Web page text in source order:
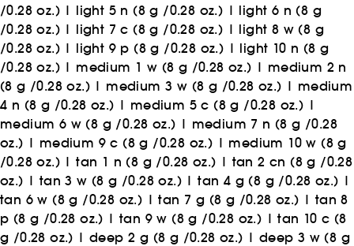
/0.28 oz.) | light 5 n (8 g /0.28 oz.) | light 6 n (8 g
/0.28 oz.) | light 7 c (8 g /0.28 oz.) | light 8 w (8 g
/0.28 oz.) | light 9 p (8 g /0.28 oz.) | light 10 n (8 g
/0.28 oz.) | medium 1 w (8 g /0.28 oz.) | medium 2 n
(8 g /0.28 oz.) | medium 3 w (8 g /0.28 oz.) | medium
4 n (8 g /0.28 oz.) | medium 5 c (8 g /0.28 oz.) |
medium 6 w (8 g /0.28 oz.) | medium 7 n (8 g /0.28
oz.) | medium 9 c (8 g /0.28 oz.) | medium 10 w (8 g
/0.28 oz.) |tan 1 n (8 g /0.28 oz.) | tan 2 cn (8 g /0.28
oz.) | tan 3 w (8 g /0.28 oz.) |tan 4 g (8 g /0.28 oz.) |
tan 6 w (8 g /0.28 oz.) |tan 7 g (8 g /0.28 oz.) | tan 8
p (8 g /0.28 oz.) |tan 9 w (8 g /0.28 oz.) |tan 10 c (8
g /0.28 oz.) |deep 2 g (8 g /0.28 oz.) | deep 3 w (8 g